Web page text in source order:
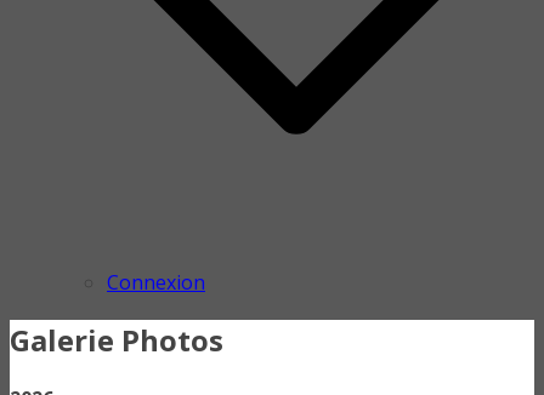
Connexion
Galerie Photos